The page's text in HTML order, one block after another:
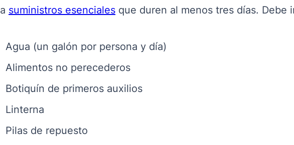
suministros esenciales que duren al menos tres días. Debe
Agua (un galón por persona y día)
Alimentos no perecederos
Botiquín de primeros auxilios
Linterna
Pilas de repuesto